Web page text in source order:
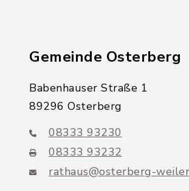
Gemeinde Osterberg
Babenhauser Straße 1
89296 Osterberg
08333 93230
08333 93232
rathaus@osterberg-